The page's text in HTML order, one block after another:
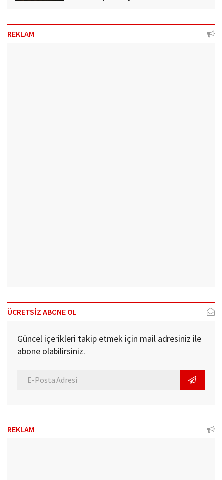
REKLAM
ÜCRETSİZ ABONE OL
Güncel içerikleri takip etmek için mail adresiniz ile
abone olabilirsiniz.
REKLAM